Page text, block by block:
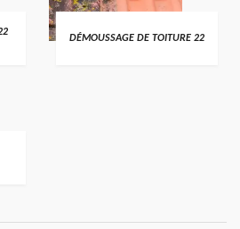
DÉMOUSSAGE DE TOITURE 22